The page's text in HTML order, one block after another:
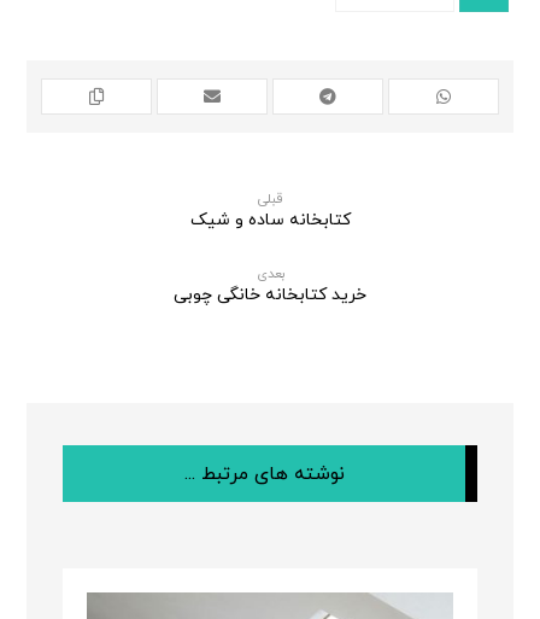
قبلی
کتابخانه ساده و شیک
بعدی
خرید کتابخانه خانگی چوبی
نوشته های مرتبط ...